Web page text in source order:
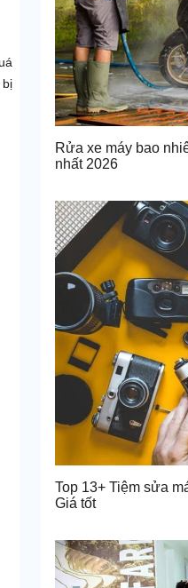
bị
Rửa xe máy bao
nhất 2026
Top 13+ Tiệm sửa
Giá tốt